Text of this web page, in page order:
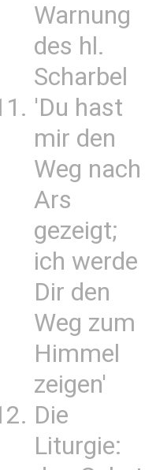
Warnung
des hl.
Scharbel
'Du hast
mir den
Weg nach
Ars
gezeigt;
ich werde
Dir den
Weg zum
Himmel
zeigen'
Die
Liturgie: